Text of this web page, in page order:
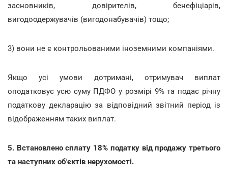
засновників, довірителів, бенефіціарів,
вигодоодержувачів (вигодонабувачів) тощо;
3) вони не є контрольованими іноземними компаніями.
Якщо усі умови дотримані, отримувач виплат
оподатковує усю суму ПДФО у розмірі 9% та подає річну
податкову декларацію за відповідний звітний період із
відображенням таких виплат.
5. Встановлено сплату 18% податку від продажу третього
та наступних об'єктів нерухомості.